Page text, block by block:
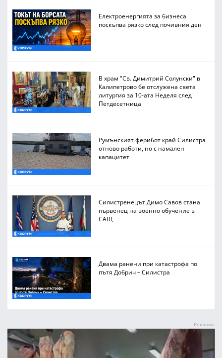
Електроенергията за бизнеса
поскъпва рязко след почивния ден
В храм "Св. Димитрий Солунски" в
Калипетрово бе отслужена света
литургия за 10-ата Неделя след
Петдесетница
Румънският ферибот край Силистра
отново работи, но с намален
капацитет
Силистренецът Димо Савов стана
първенец на военно обучение в
САЩ
Двама ранени при катастрофа по
пътя Добрич – Силистра